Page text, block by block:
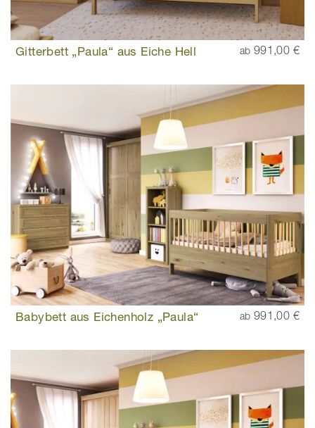
Gitterbett „Paula“ aus Eiche Hell ab 991,00 €
Babybett aus Eichenholz „Paula“ ab 991,00 €